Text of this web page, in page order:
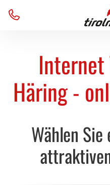
Über uns
Internet
Häring -
Wählen